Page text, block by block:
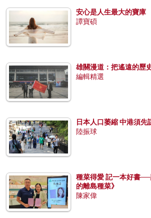
安心是人生最大的寶庫
譚寶碩
雄關漫道：把遙遠的歷
編輯精選
日本人口萎縮 中港須先
陸振球
種菜得愛 記一本好書
的離島種菜》
陳家偉